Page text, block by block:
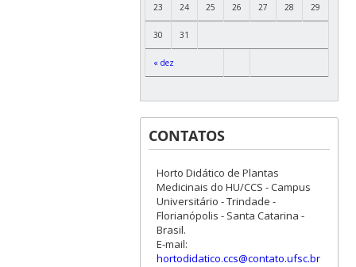
« dez
23 24 25 26 27 28 29
30 31
CONTATOS
Horto Didático de Plantas
Medicinais do HU/CCS - Campus
Universitário - Trindade -
Florianópolis - Santa Catarina -
Brasil.
E-mail:
hortodidatico.ccs@contato.ufsc.br